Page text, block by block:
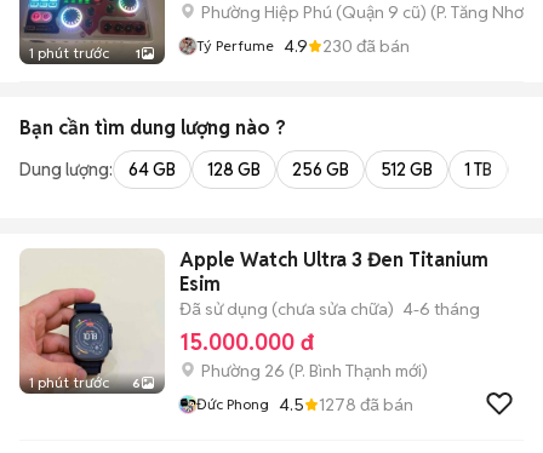
1 phút trước 1
Phường Hiệp Phú (Quận 9 cũ) (P. Tăng Nhơn
Tý Perfume 4.9 230 đã bán
Bạn cần tìm dung lượng nào ?
Dung lượng: 64 GB 128 GB 256 GB 512 GB 1 TB
1 phút trước 6
Apple Watch Ultra 3 Đen Titanium
Esim
Đã sử dụng (chưa sửa chữa) 4-6 tháng
15.000.000 đ
Phường 26 (P. Bình Thạnh mới)
Đức Phong 4.5 1278 đã bán